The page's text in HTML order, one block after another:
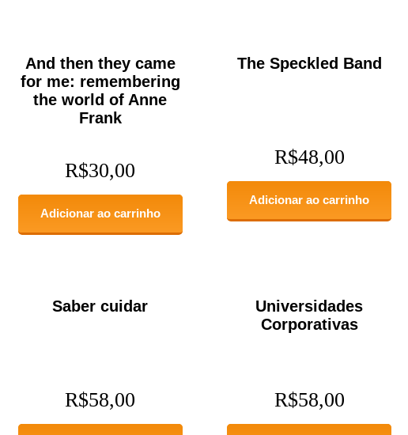
And then they came
for me: remembering
the world of Anne
Frank
R$30,00
Adicionar ao carrinho
The Speckled Band
R$48,00
Adicionar ao carrinho
Saber cuidar
R$58,00
Universidades
Corporativas
R$58,00